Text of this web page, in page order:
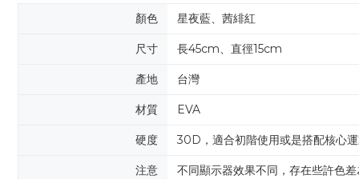
顏色 星夜藍、茜緋紅
尺寸 長45cm、直徑15cm
產地 台灣
材質 EVA
硬度 30D，適合初階使用或是搭配核心
注意 不同顯示器效果不同，存在些許色